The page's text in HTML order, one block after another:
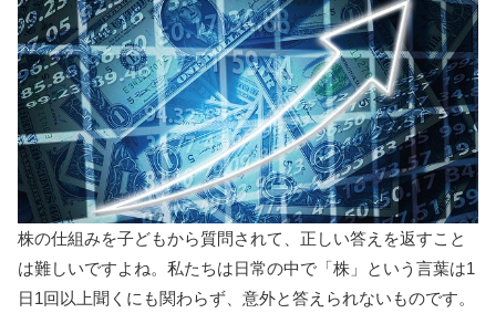
株の仕組みを子どもから質問されて、正しい答えを返すこと
は難しいですよね。私たちは日常の中で「株」という言葉は1
日1回以上聞くにも関わらず、意外と答えられないものです。